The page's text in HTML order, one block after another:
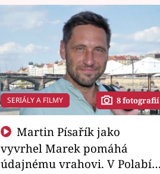
SERIÁLY A FILMY 8 fotografií
vyvrhel Marek pomáhá
údajnému vrahovi. V Polabí